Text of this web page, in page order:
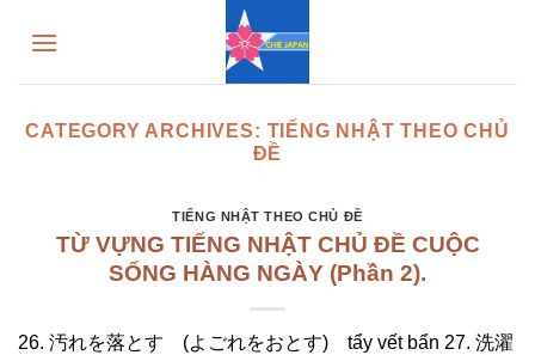
CATEGORY ARCHIVES: TIẾNG NHẬT THEO CHỦ
ĐỀ
TIẾNG NHẬT THEO CHỦ ĐỀ
TỪ VỰNG TIẾNG NHẬT CHỦ ĐỀ CUỘC
SỐNG HÀNG NGÀY (Phần 2).
26. 汚れを落とす (よごれをおとす) tẩy vết bẩn 27. 洗濯